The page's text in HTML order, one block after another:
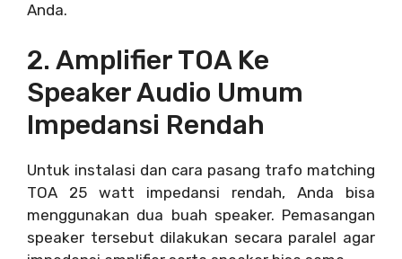
Anda.
2. Amplifier TOA Ke
Speaker Audio Umum
Impedansi Rendah
Untuk instalasi dan cara pasang trafo matching
TOA 25 watt impedansi rendah, Anda bisa
menggunakan dua buah speaker. Pemasangan
speaker tersebut dilakukan secara paralel agar